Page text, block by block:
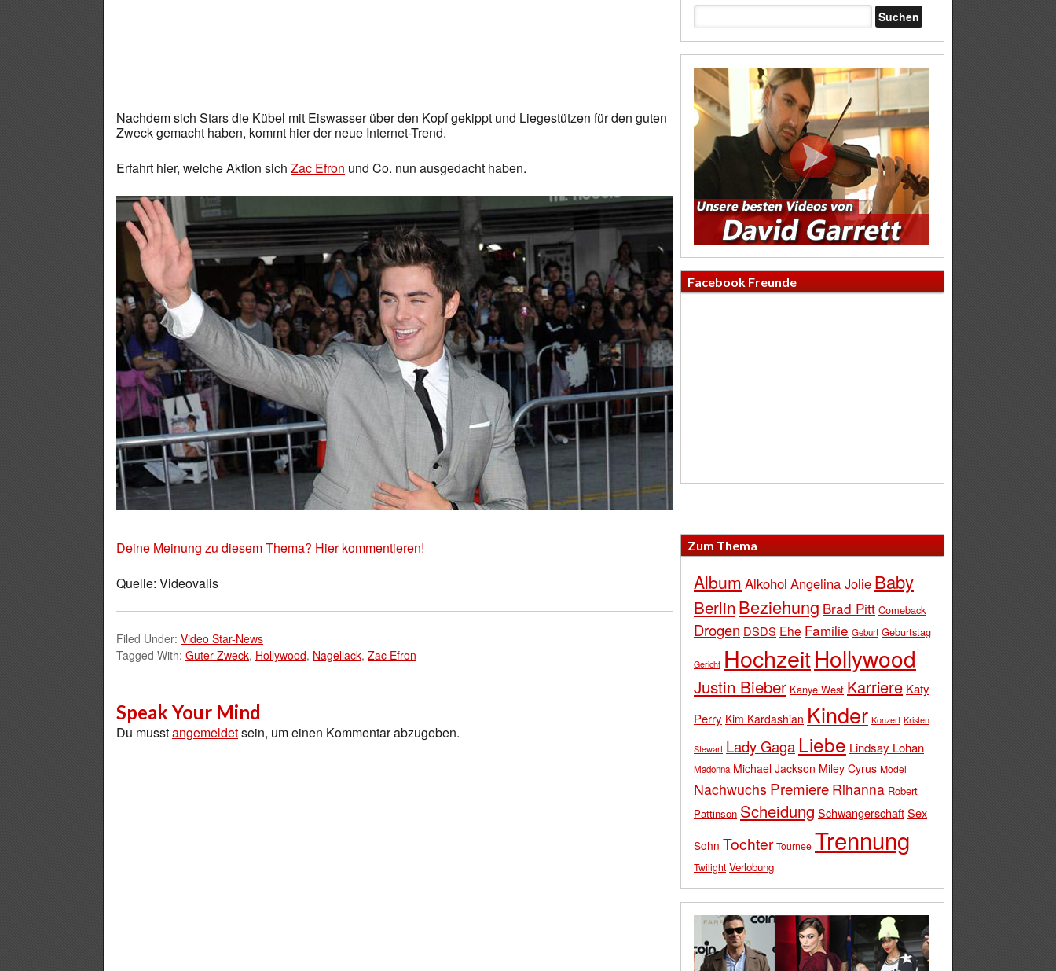
Nachdem sich Stars die Kübel mit Eiswasser über den Kopf gekippt und Liegestützen für den guten
Zweck gemacht haben, kommt hier der neue Internet-Trend.
Erfahrt hier, welche Aktion sich Zac Efron und Co. nun ausgedacht haben.
Deine Meinung zu diesem Thema? Hier kommentieren!
Quelle: Videovalis
Filed Under: Video Star-News
Tagged With: Guter Zweck, Hollywood, Nagellack, Zac Efron
Speak Your Mind
Du musstangemeldetsein, um einen Kommentar abzugeben.
Facebook Freunde
Zum Thema
Album Alkohol Angelina Jolie Baby
Berlin Beziehung Brad Pitt Comeback
Drogen DSDS Ehe Familie Geburt Geburtstag
Gericht HochzeitHollywood
Justin Bieber Kanye West Karriere Katy
Perry Kim Kardashian Kinder Konzert Kristen
Stewart Lady Gaga Liebe Lindsay Lohan
Madonna Michael Jackson Miley Cyrus Model
Nachwuchs Premiere Rihanna Robert
Pattinson Scheidung SchwangerschaftSex
Sohn Tochter Tournee Trennung
Twilight Verlobung